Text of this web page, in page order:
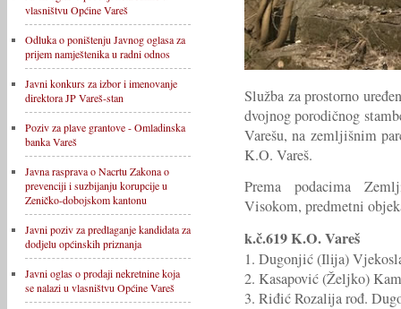
vlasništvu Općine Vareš
Odluka o poništenju Javnog oglasa za
prijem namještenika u radni odnos
Javni konkurs za izbor i imenovanje
direktora JP Vareš-stan
Poziv za plave grantove - Omladinska
banka Vareš
Javna rasprava o Nacrtu Zakona o
prevenciji i suzbijanju korupcije u
Zeničko-dobojskom kantonu
Javni poziv za predlaganje kandidata za
dodjelu općinskih priznanja
Javni oglas o prodaji nekretnine koja
se nalazi u vlasništvu Općine Vareš
Služba za prostorno
dvojnog porodičnog
Varešu, na zemljišnim
K.O. Vareš.
Prema podacima
Visokom, predmetni
k.č.619 K.O. Vareš
1. Dugonjić (Ilija)
2. Kasapović (Željko)
3. Riđić Rozalija rođ.